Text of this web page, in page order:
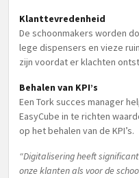
Klanttevredenheid
De schoonmakers worden
lege dispensers en vieze
zijn voordat er klachten
Behalen van KPI’s
Een Tork succes manager
EasyCube in te richten
op het behalen van de KPI’s.
“Digitalisering heeft
onze klanten als voor de